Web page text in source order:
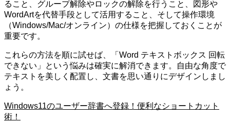
ること、グループ解除やロックの解除を行うこと、図形や
WordArtを代替手段として活用すること、そして操作環境
（Windows/Mac/オンライン）の仕様を把握しておくことが
重要です。
これらの方法を順に試せば、「Word テキストボックス 回転
できない」という悩みは確実に解消できます。自由な角度で
テキストを美しく配置し、文書を思い通りにデザインしまし
ょう。
Windows11のユーザー辞書へ登録！便利なショートカット
術！